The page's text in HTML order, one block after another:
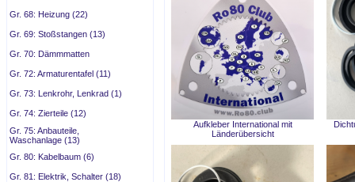
Gr. 68: Heizung (22)
Gr. 69: Stoßstangen (13)
Gr. 70: Dämmmatten
Gr. 72: Armaturentafel (11)
Gr. 73: Lenkrohr, Lenkrad (1)
Gr. 74: Zierteile (12)
Gr. 75: Anbauteile,
Waschanlage (13)
Gr. 80: Kabelbaum (6)
Gr. 81: Elektrik, Schalter (18)
Aufkleber International mit
Länderübersicht